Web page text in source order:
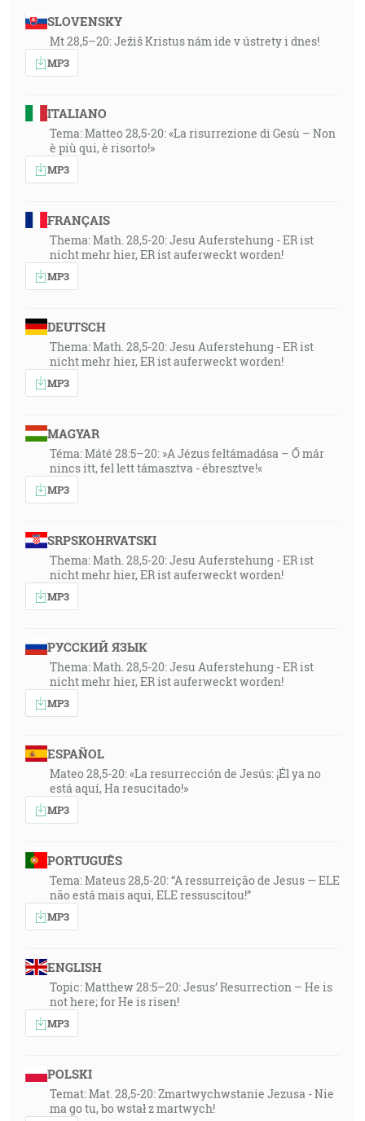
SLOVENSKY
Mt 28,5–20: Ježiš Kristus nám ide v ústrety i dnes!
MP3
ITALIANO
Tema: Matteo 28,5-20: «La risurrezione di Gesù – Non
è più qui, è risorto!»
MP3
FRANÇAIS
Thema: Math. 28,5-20: Jesu Auferstehung - ER ist
nicht mehr hier, ER ist auferweckt worden!
MP3
DEUTSCH
Thema: Math. 28,5-20: Jesu Auferstehung - ER ist
nicht mehr hier, ER ist auferweckt worden!
MP3
MAGYAR
Téma: Máté 28:5–20: »A Jézus feltámadása – Ő már
nincs itt, fel lett támasztva - ébresztve!«
MP3
SRPSKOHRVATSKI
Thema: Math. 28,5-20: Jesu Auferstehung - ER ist
nicht mehr hier, ER ist auferweckt worden!
MP3
РУССКИЙ ЯЗЫК
Thema: Math. 28,5-20: Jesu Auferstehung - ER ist
nicht mehr hier, ER ist auferweckt worden!
MP3
ESPAÑOL
Mateo 28,5-20: «La resurrección de Jesús: ¡Él ya no
está aquí, Ha resucitado!»
MP3
PORTUGUÊS
Tema: Mateus 28,5-20: “A ressurreição de Jesus — ELE
não está mais aqui, ELE ressuscitou!”
MP3
ENGLISH
Topic: Matthew 28:5–20: Jesus’ Resurrection – He is
not here; for He is risen!
MP3
POLSKI
Temat: Mat. 28,5-20: Zmartwychwstanie Jezusa - Nie
ma go tu, bo wstał z martwych!